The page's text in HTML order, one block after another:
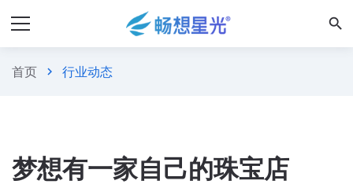
search
首页 chevron_right 行业动态
梦想有一家自己的珠宝店